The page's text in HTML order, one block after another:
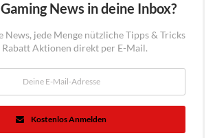
News in deine Inbox?
News, jede Menge nützliche Tipps & Tricks
Rabatt Aktionen direkt per E-Mail.
Kostenlos Anmelden